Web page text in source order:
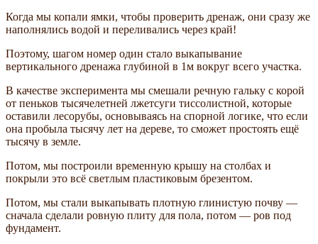
Когда мы копали ямки, чтобы проверить дренаж, они сразу же
наполнялись водой и переливались через край!
Поэтому, шагом номер один стало выкапывание
вертикального дренажа глубиной в 1м вокруг всего участка.
В качестве эксперимента мы смешали речную гальку с корой
от пеньков тысячелетней лжетсуги тиссолистной, которые
оставили лесорубы, основываясь на спорной логике, что если
она пробыла тысячу лет на дереве, то сможет простоять ещё
тысячу в земле.
Потом, мы построили временную крышу на столбах и
покрыли это всё светлым пластиковым брезентом.
Потом, мы стали выкапывать плотную глинистую почву —
сначала сделали ровную плиту для пола, потом — ров под
фундамент.